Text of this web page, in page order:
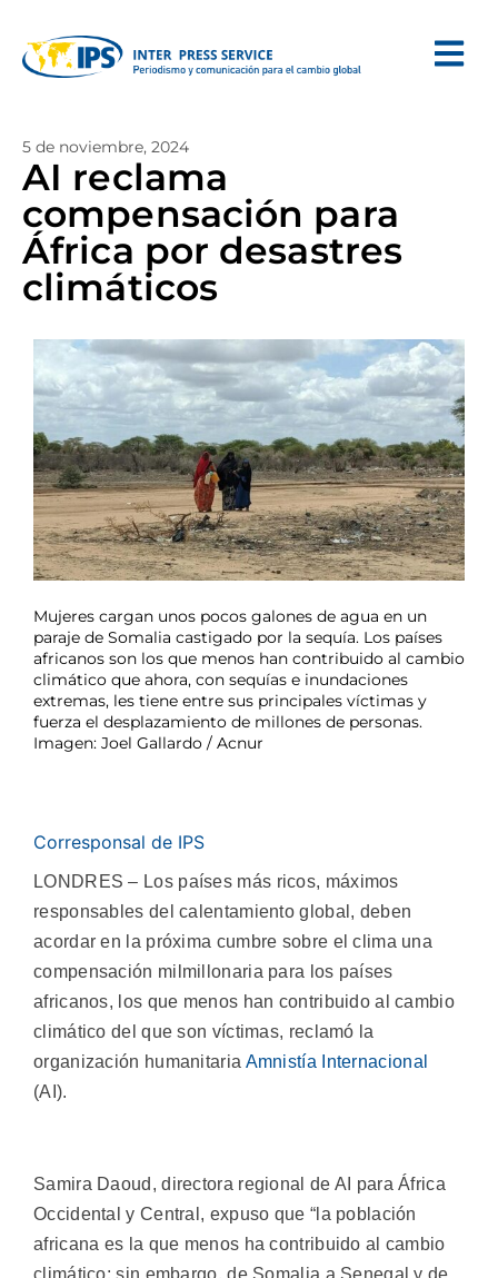
5 de noviembre, 2024
AI reclama
compensación para
África por desastres
climáticos
Mujeres cargan unos pocos galones de agua en un
paraje de Somalia castigado por la sequía. Los países
africanos son los que menos han contribuido al cambio
climático que ahora, con sequías e inundaciones
extremas, les tiene entre sus principales víctimas y
fuerza el desplazamiento de millones de personas.
Imagen: Joel Gallardo / Acnur
Corresponsal de IPS
LONDRES – Los países más ricos, máximos
responsables del calentamiento global, deben
acordar en la próxima cumbre sobre el clima una
compensación milmillonaria para los países
africanos, los que menos han contribuido al cambio
climático del que son víctimas, reclamó la
organización humanitaria Amnistía Internacional
(AI).
Samira Daoud, directora regional de AI para África
Occidental y Central, expuso que “la población
africana es la que menos ha contribuido al cambio
climático; sin embargo, de Somalia a Senegal y de